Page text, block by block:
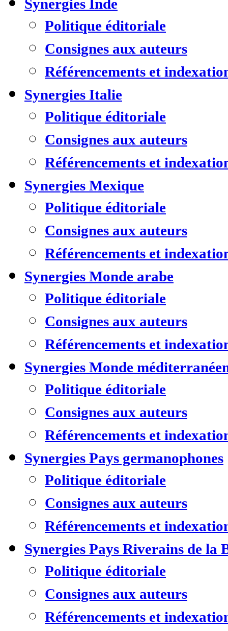
Synergies Inde
Politique éditoriale
Consignes aux auteurs
Référencements et
Synergies Italie
Politique éditoriale
Consignes aux auteurs
Référencements et
Synergies Mexique
Politique éditoriale
Consignes aux auteurs
Référencements et
Synergies Monde arabe
Politique éditoriale
Consignes aux auteurs
Référencements et
Synergies Monde
Politique éditoriale
Consignes aux auteurs
Référencements et
Synergies Pays germanophones
Politique éditoriale
Consignes aux auteurs
Référencements et
Synergies Pays Riverains de la
Politique éditoriale
Consignes aux auteurs
Référencements et